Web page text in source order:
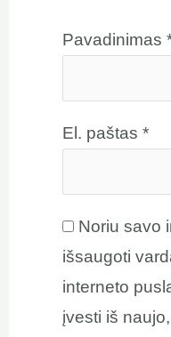
Pavadinimas
El. paštas *
Noriu savo
išsaugoti
interneto
įvesti iš